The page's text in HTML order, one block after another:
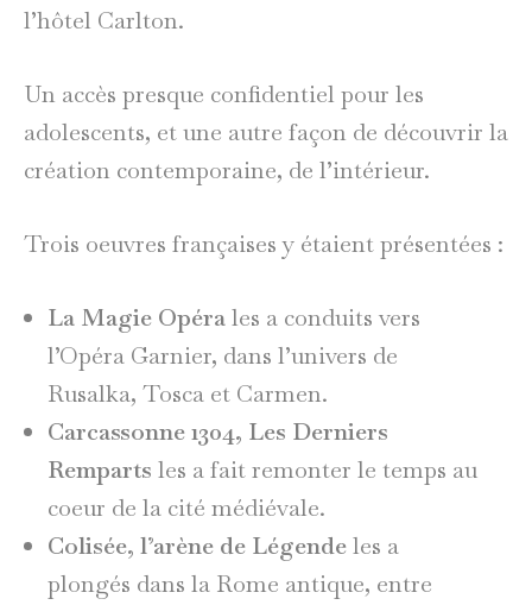
l’hôtel Carlton.
Un accès presque confidentiel pour les
adolescents, et une autre façon de découvrir la
création contemporaine, de l’intérieur.
Trois oeuvres françaises y étaient présentées :
La Magie Opérales a conduits vers
l’Opéra Garnier, dans l’univers de
Rusalka, Tosca et Carmen.
Carcassonne 1304, Les Derniers
Remparts les a fait remonter le temps au
coeur de la cité médiévale.
Colisée, l’arène de Légendeles a
plongés dans la Rome antique, entre